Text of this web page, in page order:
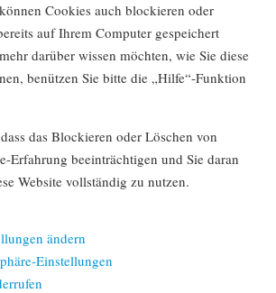
Cookies auch blockieren oder
auf Ihrem Computer gespeichert
darüber wissen möchten, wie Sie diese
benützen Sie bitte die „Hilfe“-Funktion
das Blockieren oder Löschen von
Erfahrung beeinträchtigen und Sie daran
Website vollständig zu nutzen.
ändern
Einstellungen